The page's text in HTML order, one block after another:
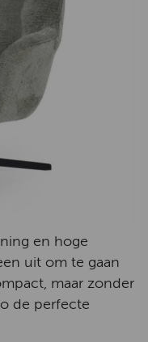
en hoge
uit om te gaan
maar zonder
de perfecte